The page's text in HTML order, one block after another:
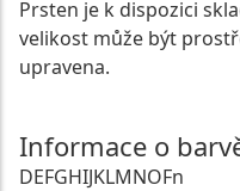
Prsten je k dispozici
velikost může být
upravena.
Informace o
DEFGHIJKLMNOFn